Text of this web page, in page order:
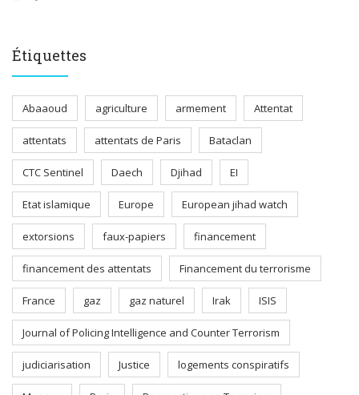
Étiquettes
Abaaoud agriculture armement Attentat
attentats attentats de Paris Bataclan
CTC Sentinel Daech Djihad EI
Etat islamique Europe European jihad watch
extorsions faux-papiers financement
financement des attentats Financement du terrorisme
France gaz gaz naturel Irak ISIS
Journal of Policing Intelligence and Counter Terrorism
judiciarisation Justice logements conspiratifs